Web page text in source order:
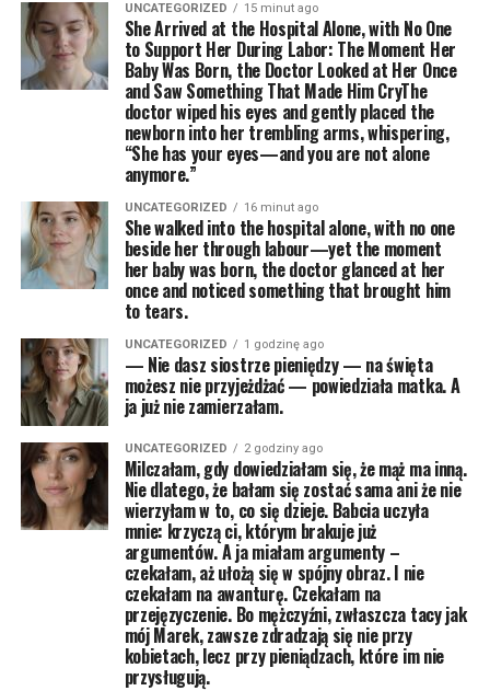
UNCATEGORIZED 15 minut ago
She Arrived at the Hospital Alone, with No One
to Support Her During Labor: The Moment Her
Baby Was Born, the Doctor Looked at Her Once
and Saw Something That Made Him CryThe
doctor wiped his eyes and gently placed the
newborn into her trembling arms, whispering,
“She has your eyes—and you are not alone
anymore.”
UNCATEGORIZED 16 minut ago
She walked into the hospital alone, with no one
beside her through labour—yet the moment
her baby was born, the doctor glanced at her
once and noticed something that brought him
to tears.
UNCATEGORIZED 1 godzinę ago
— Nie dasz siostrze pieniędzy — na święta
możesz nie przyjeżdżać — powiedziała matka. A
ja już nie zamierzałam.
UNCATEGORIZED 2 godziny ago
Milczałam, gdy dowiedziałam się, że mąż ma inną.
Nie dlatego, że bałam się zostać sama ani że nie
wierzyłam w to, co się dzieje. Babcia uczyła
mnie: krzyczą ci, którym brakuje już
argumentów. A ja miałam argumenty –
czekałam, aż ułożą się w spójny obraz. I nie
czekałam na awanturę. Czekałam na
przejęzyczenie. Bo mężczyźni, zwłaszcza tacy jak
mój Marek, zawsze zdradzają się nie przy
kobietach, lecz przy pieniądzach, które im nie
przysługują.